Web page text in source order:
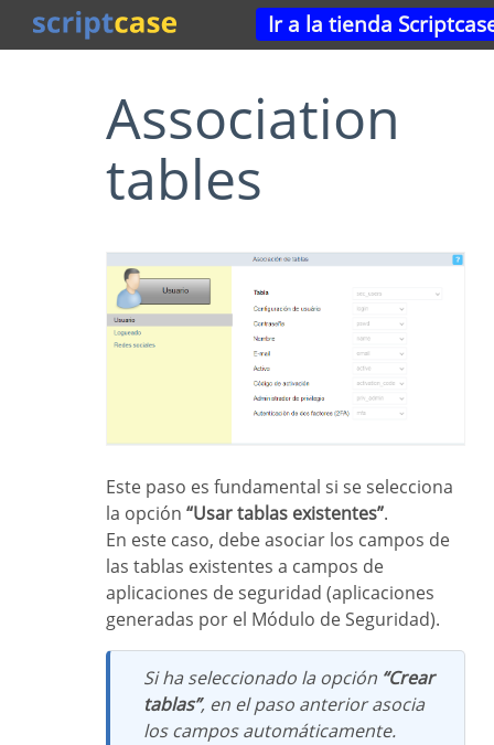
Ir a la tienda
Association
tables
Este paso es fundamental si se selecciona
la opción “Usar tablas existentes”.
En este caso, debe asociar los campos de
las tablas existentes a campos de
aplicaciones de seguridad (aplicaciones
generadas por el Módulo de Seguridad).
Si ha seleccionado la opción “Crear
tablas”, en el paso anterior asocia
los campos automáticamente.